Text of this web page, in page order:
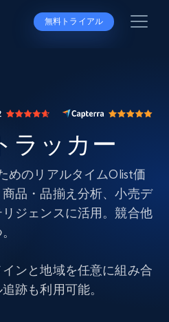
無料トライアル
ラッカー
めのリアルタイムOlist価
品・品揃え分析、小売デ
ジェンスに活用。競合他
ンと地域を任意に組み合
跡も利用可能。